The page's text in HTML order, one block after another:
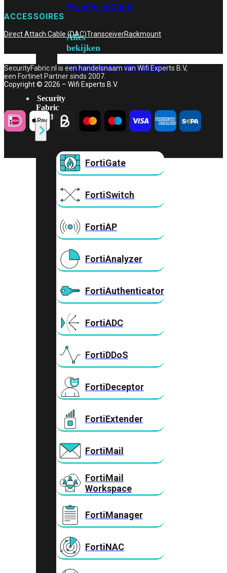
PremFortiCloud
Alles
bekijken
FortiClientFortiEndpoint
Security
Fabric
Producten
FortiGate
FortiSwitch
FortiAP
FortiAnalyzer
FortiAuthenticator
FortiADC
FortiDDoS
FortiDeceptor
FortiExtender
FortiMail
FortiMail
Workspace
FortiManager
FortiNAC
ACCESSOIRES
Direct Attach Cable (DAC)TransceiverRackmount
SecurityFabric.nl is een handelsnaam van Wifi Experts B.V,
een Fortinet Partner sinds 2007.
Copyright © 2026 – Wifi Experts B.V.